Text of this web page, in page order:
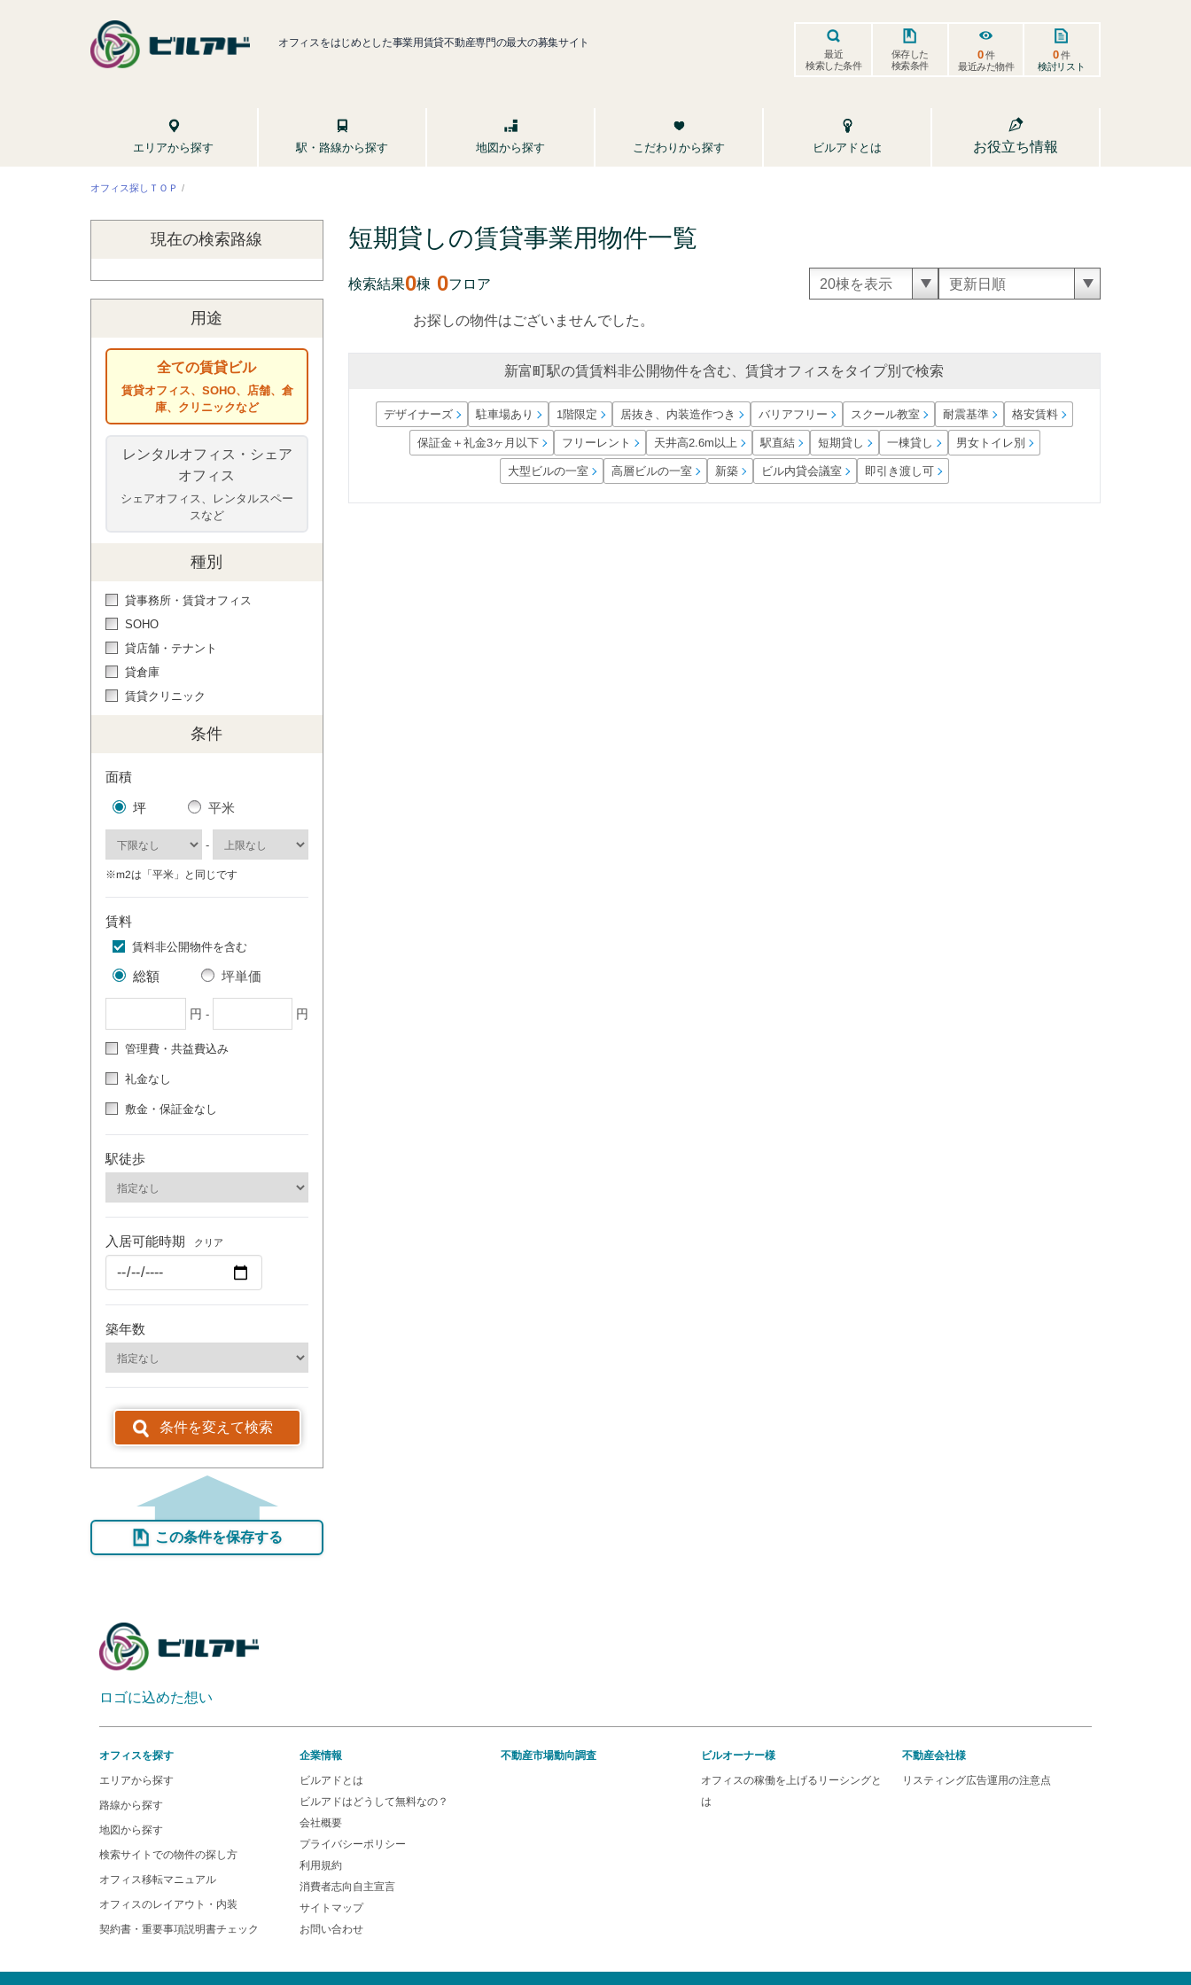
オフィスをはじめとした事業用賃貸不動産専門の最大の募集サイト
最近
検索した条件
保存した
検索条件
0件
最近みた物件
0件
検討リスト
エリアから探す 駅・路線から探す 地図から探す こだわりから探す ビルアドとは お役立ち情報
オフィス探しＴＯＰ
現在の検索路線
用途
全ての賃貸ビル
賃貸オフィス、SOHO、店舗、倉
庫、クリニックなど
レンタルオフィス・シェア
オフィス
シェアオフィス、レンタルスペー
スなど
種別
貸事務所・賃貸オフィス
SOHO
貸店舗・テナント
貸倉庫
賃貸クリニック
条件
面積
坪 平米
-
※m2は「平米」と同じです
賃料
賃料非公開物件を含む
総額 坪単価
円 - 円
管理費・共益費込み
礼金なし
敷金・保証金なし
駅徒歩
入居可能時期 クリア
築年数
条件を変えて検索
この条件を保存する
短期貸しの賃貸事業用物件一覧
検索結果0棟 0フロア
お探しの物件はございませんでした。
新富町駅の賃賃料非公開物件を含む、賃貸オフィスをタイプ別で検索
デザイナーズ 駐車場あり 1階限定 居抜き、内装造作つき バリアフリー スクール教室 耐震基準 格安賃料
保証金＋礼金3ヶ月以下 フリーレント 天井高2.6m以上 駅直結 短期貸し 一棟貸し 男女トイレ別
大型ビルの一室 高層ビルの一室 新築 ビル内貸会議室 即引き渡し可
ロゴに込めた想い
オフィスを探す
エリアから探す
路線から探す
地図から探す
検索サイトでの物件の探し方
オフィス移転マニュアル
オフィスのレイアウト・内装
契約書・重要事項説明書チェック
企業情報
ビルアドとは
ビルアドはどうして無料なの？
会社概要
プライバシーポリシー
利用規約
消費者志向自主宣言
サイトマップ
お問い合わせ
不動産市場動向調査 ビルオーナー様
オフィスの稼働を上げるリーシングと
は
不動産会社様
リスティング広告運用の注意点